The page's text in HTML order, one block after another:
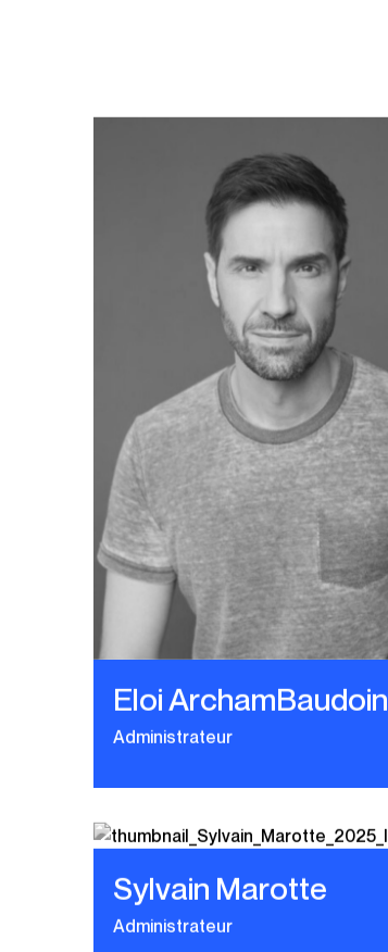
Eloi ArchamBaudoin
Administrateur
Sylvain Marotte
Administrateur